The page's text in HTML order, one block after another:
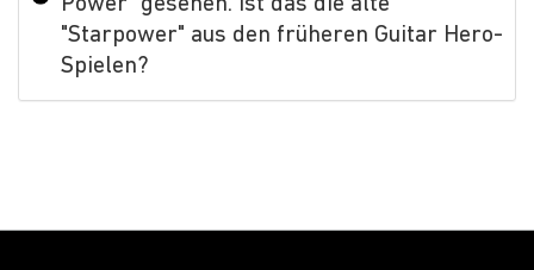
"Starpower" aus den früheren Guitar Hero-
Spielen?